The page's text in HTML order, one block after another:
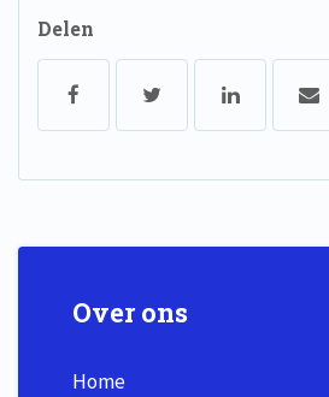
Delen
Over ons
Home